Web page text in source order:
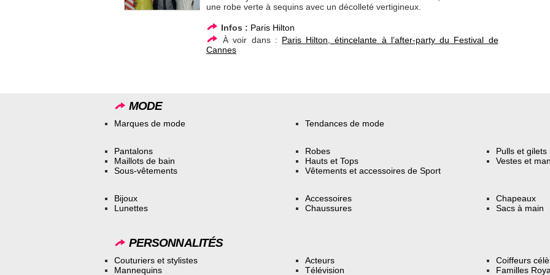
une robe verte à sequins avec un décolleté vertigineux.
Infos : Paris Hilton
À voir dans : Paris Hilton, étincelante à l’after-party du Festival de
Cannes
MODE
Marques de mode Tendances de mode
Pantalons
Maillots de bain
Sous-vêtements
Robes
Hauts et Tops
Vêtements et accessoires de Sport
Pulls et gilets
Vestes et
Bijoux
Lunettes
Accessoires
Chaussures
Chapeaux
Sacs à main
PERSONNALITÉS
Couturiers et stylistes
Mannequins
Acteurs
Télévision
Coiffeurs
Familles